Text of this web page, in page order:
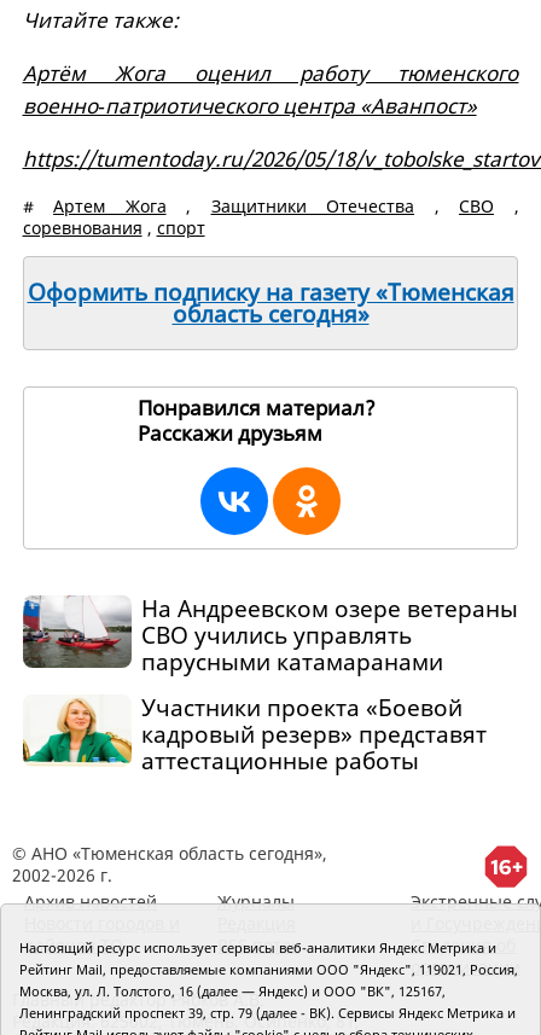
Читайте также:
Артём Жога оценил работу тюменского
военно‑патриотического центра «Аванпост»
https://tumentoday.ru/2026/05/18/
# Артем Жога , Защитники Отечества ,СВО ,
соревнования , спорт
Оформить подписку на газету «Тюменская
область сегодня»
Понравился материал?
Расскажи друзьям
На Андреевском озере ветераны
СВО учились управлять
парусными катамаранами
Участники проекта «Боевой
кадровый резерв» представят
аттестационные работы
© АНО «Тюменская область сегодня»,
2002-2026 г.
Архив новостей
районов ТО
Журналы
RSS поток
Экстренные
Сведения об
организации
Главный редактор Рябков А.В.
Редакция: 625002, Тюмень, Осипенко, 81,
Настоящий ресурс использует сервисы веб-аналитики Яндекс Метрика и
Рейтинг Mail, предоставляемые компаниями ООО "Яндекс", 119021, Россия,
Москва, ул. Л. Толстого, 16 (далее — Яндекс) и ООО "ВК", 125167,
Ленинградский проспект 39, стр. 79 (далее - ВК). Сервисы Яндекс Метрика и